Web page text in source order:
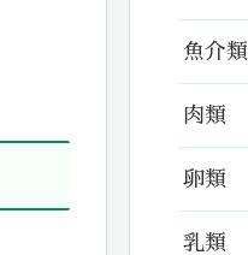
魚介類
肉類
卵類
乳類